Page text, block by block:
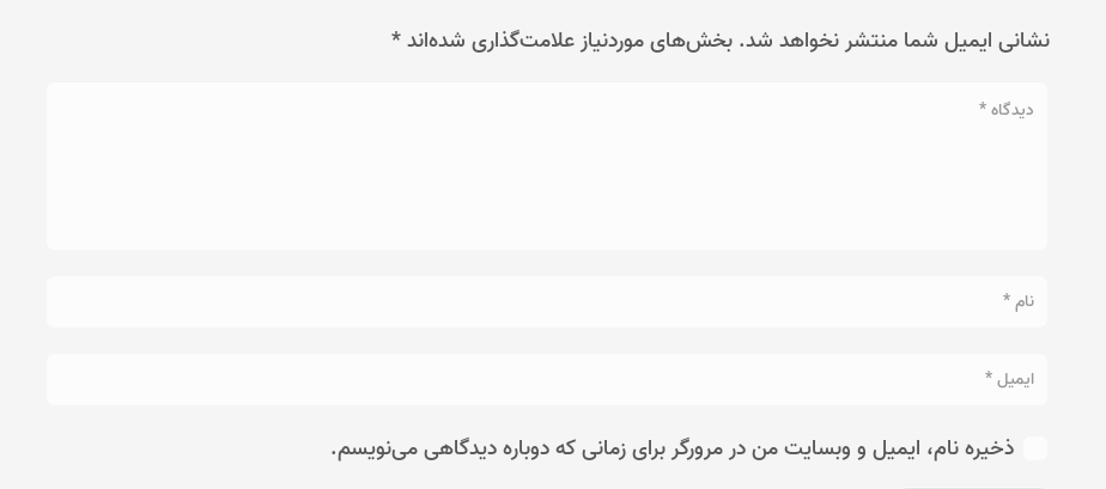
نشانی ایمیل شما منتشر نخواهد شد. بخش‌های موردنیاز علامت‌گذاری شده‌اند*
ذخیره نام، ایمیل و وبسایت من در مرورگر برای زمانی که دوباره دیدگاهی می‌نویسم.